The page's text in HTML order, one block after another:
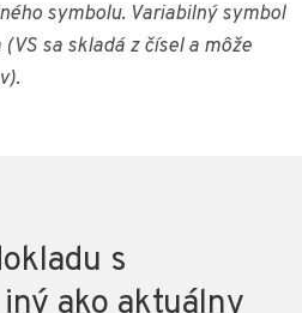
symbolu. Variabilný symbol
sa skladá z čísel a môže
s